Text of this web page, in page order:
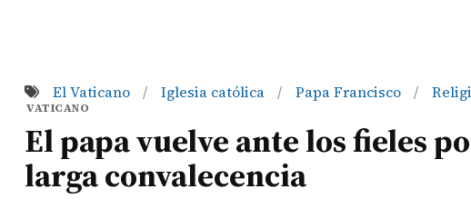
El Vaticano / Iglesia católica / Papa Francisco /
VATICANO
El papa vuelve ante los fieles
larga convalecencia